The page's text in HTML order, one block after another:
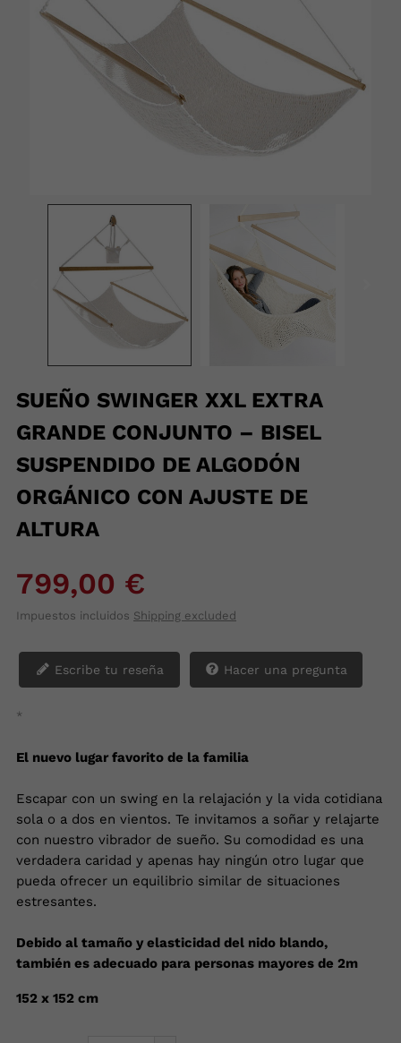
SUEÑO SWINGER XXL EXTRA
GRANDE CONJUNTO – BISEL
SUSPENDIDO DE ALGODÓN
ORGÁNICO CON AJUSTE DE
ALTURA
799,00 €
Impuestos incluidos Shipping excluded
Escribe tu reseña Hacer una pregunta
*
El nuevo lugar favorito de la familia
Escapar con un swing en la relajación y la vida cotidiana
sola o a dos en vientos. Te invitamos a soñar y relajarte
con nuestro vibrador de sueño. Su comodidad es una
verdadera caridad y apenas hay ningún otro lugar que
pueda ofrecer un equilibrio similar de situaciones
estresantes.
Debido al tamaño y elasticidad del nido blando,
también es adecuado para personas mayores de 2m
152 x 152 cm